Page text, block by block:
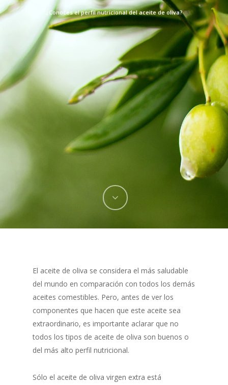
¿Conoces el perfil nutricional del aceite de oliva?
El aceite de oliva se considera el más saludable
del mundo en comparación con todos los demás
aceites comestibles. Pero, antes de ver los
componentes que hacen que este aceite sea
extraordinario, es importante aclarar que no
todos los tipos de aceite de oliva son buenos o
del más alto perfil nutricional.
Sólo el aceite de oliva virgen extra está